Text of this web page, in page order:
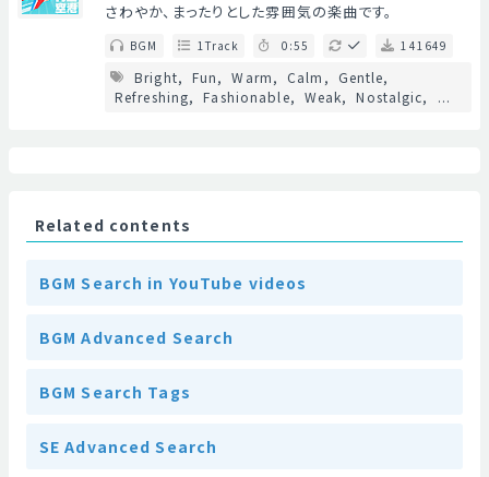
さわやか、まったりとした雰囲気の楽曲です。
BGM 1Track 0:55 141649
Bright Fun Warm Calm
Gentle
Refreshing
Fashionable Weak Nostalgic ...
Related contents
BGM Search in YouTube videos
BGM Advanced Search
BGM Search Tags
SE Advanced Search